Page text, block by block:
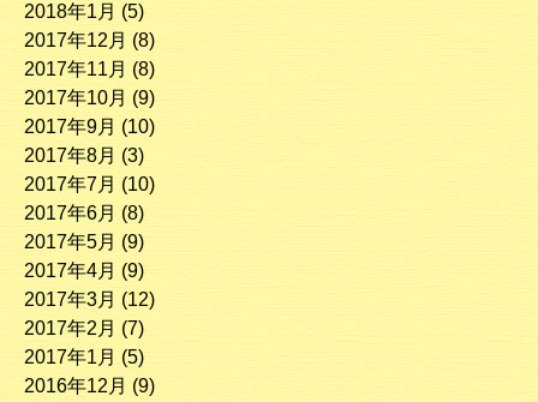
2018年1月 (5)
2017年12月 (8)
2017年11月 (8)
2017年10月 (9)
2017年9月 (10)
2017年8月 (3)
2017年7月 (10)
2017年6月 (8)
2017年5月 (9)
2017年4月 (9)
2017年3月 (12)
2017年2月 (7)
2017年1月 (5)
2016年12月 (9)